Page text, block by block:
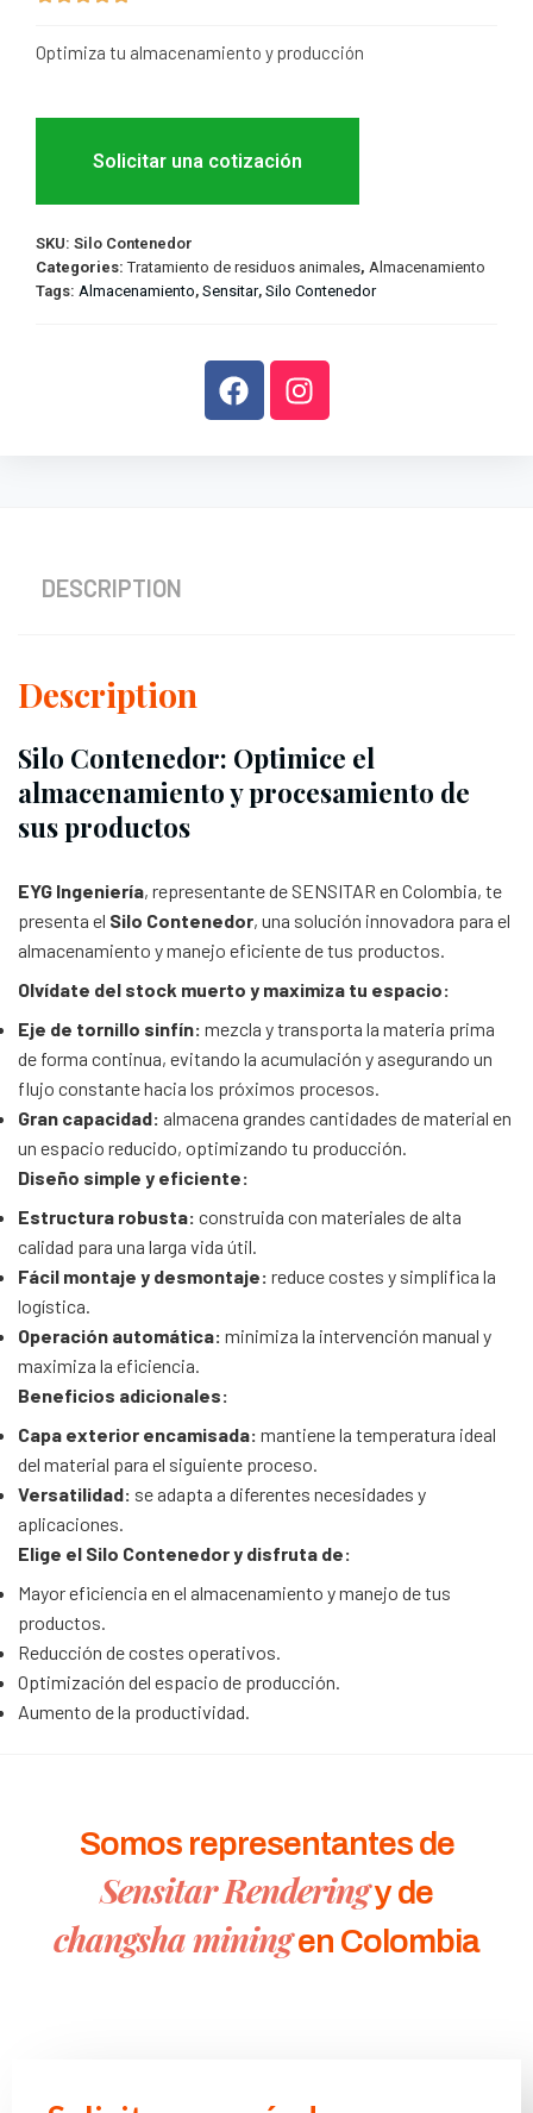
Optimiza tu almacenamiento y producción
Solicitar una cotización
SKU: Silo Contenedor
Categories:Tratamiento de residuos animales, Almacenamiento
Tags: Almacenamiento, Sensitar, Silo Contenedor
DESCRIPTION
Description
Silo Contenedor: Optimice el
almacenamiento y procesamiento de
sus productos
EYG Ingeniería, representante de SENSITAR en Colombia, te
presenta el Silo Contenedor, una solución innovadora para el
almacenamiento y manejo eficiente de tus productos.
Olvídate del stock muerto y maximiza tu espacio:
Eje de tornillo sinfín: mezcla y transporta la materia prima
de forma continua, evitando la acumulación y asegurando un
flujo constante hacia los próximos procesos.
Gran capacidad: almacena grandes cantidades de material en
un espacio reducido, optimizando tu producción.
Diseño simple y eficiente:
Estructura robusta: construida con materiales de alta
calidad para una larga vida útil.
Fácil montaje y desmontaje: reduce costes y simplifica la
logística.
Operación automática: minimiza la intervención manual y
maximiza la eficiencia.
Beneficios adicionales:
Capa exterior encamisada: mantiene la temperatura ideal
del material para el siguiente proceso.
Versatilidad: se adapta a diferentes necesidades y
aplicaciones.
Elige el Silo Contenedor y disfruta de:
Mayor eficiencia en el almacenamiento y manejo de tus
productos.
Reducción de costes operativos.
Optimización del espacio de producción.
Aumento de la productividad.
Somos representantes de
Sensitar Renderingy de
changsha miningen Colombia